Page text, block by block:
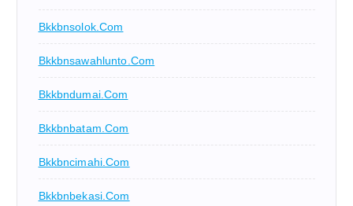
Bkkbnsolok.com
Bkkbnsawahlunto.com
Bkkbndumai.com
Bkkbnbatam.com
Bkkbncimahi.com
Bkkbnbekasi.com